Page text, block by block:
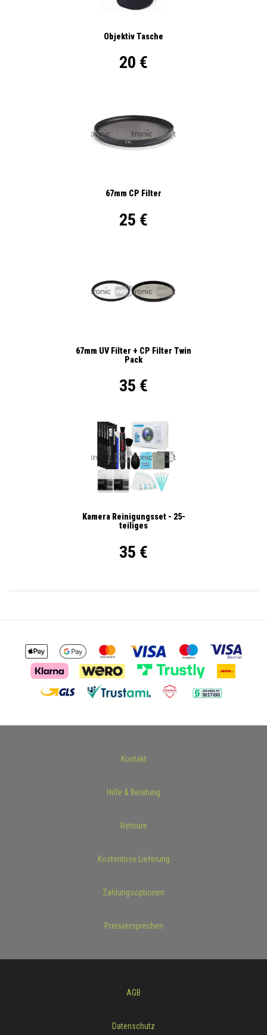
Objektiv Tasche
20 €
67mm CP Filter
25 €
67mm UV Filter + CP Filter Twin
Pack
35 €
Kamera Reinigungsset - 25-
teiliges
35 €
Kontakt
Hilfe & Beratung
Retoure
Kostenlose Lieferung
Zahlungsoptionen
Preisversprechen
AGB
Datenschutz